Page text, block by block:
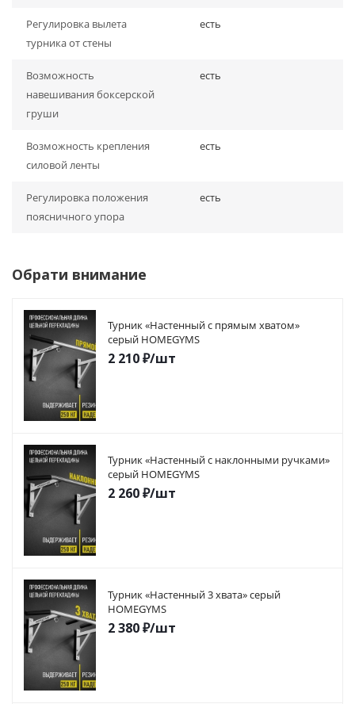
Регулировка вылета
турника от стены
есть
Возможность
навешивания боксерской
груши
есть
Возможность крепления
силовой ленты
есть
Регулировка положения
поясничного упора
есть
Обрати внимание
Турник «Настенный с прямым хватом»
серый HOMEGYMS
2 210₽/шт
Турник «Настенный с наклонными ручками»
серый HOMEGYMS
2 260₽/шт
Турник «Настенный 3 хвата» серый
HOMEGYMS
2 380₽/шт